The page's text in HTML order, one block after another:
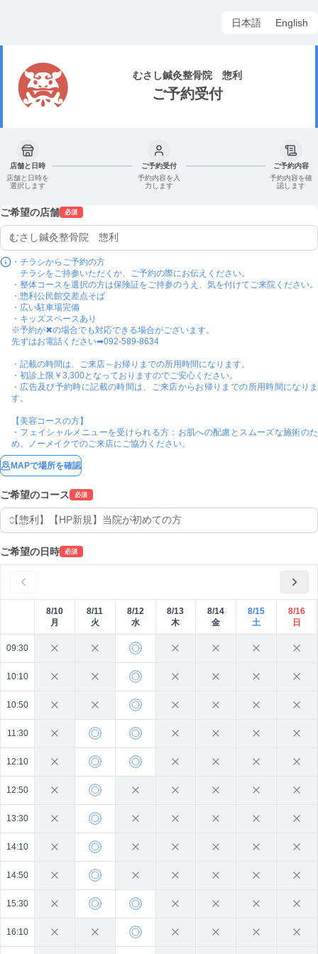
日本語 English
むさし鍼灸整骨院 惣利
ご予約受付
店舗と日時
店舗と日時を
選択します
ご予約受付
予約内容を入
力します
ご予約内容
予約内容を確
認します
ご希望の店舗 必須
・チラシからご予約の方
チラシをご持参いただくか、ご予約の際にお伝えください。
・整体コースを選択の方は保険証をご持参のうえ、気を付けてご来院ください。
・惣利公民館交差点そば
・広い駐車場完備
・キッズスペースあり
※予約が✖の場合でも対応できる場合がございます。
先ずはお電話ください➡092-589-8634
・記載の時間は、ご来店～お帰りまでの所用時間になります。
・初診上限￥3,300となっておりますのでご安心ください。
・広告及び予約時に記載の時間は、ご来店からお帰りまでの所用時間になりま
す。
【美容コースの方】
・フェイシャルメニューを受けられる方：お肌への配慮とスムーズな施術のた
め、ノーメイクでのご来店にご協力ください。
MAPで場所を確認
ご希望のコース 必須
ご希望の日時 必須
8/10
月
8/11
火
8/12
水
8/13
木
8/14
金
8/15
土
8/16
日
09:30
10:10
10:50
11:30
12:10
12:50
13:30
14:10
14:50
15:30
16:10